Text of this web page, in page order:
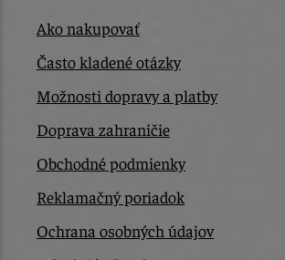
Ako nakupovať
Často kladené otázky
Možnosti dopravy a platby
Doprava zahraničie
Obchodné podmienky
Reklamačný poriadok
Ochrana osobných údajov